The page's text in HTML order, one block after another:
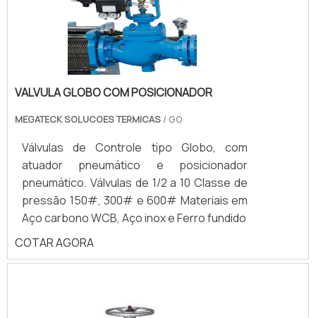
em diferentes modelos, como esfera,
gaveta e globo, garantem vedação
eficiente e operação precisa em sistemas
hidráulicos, pneumáticos e industriais.
VALVULA GLOBO COM POSICIONADOR
MEGATECK SOLUCOES TERMICAS / GO
Válvulas de Controle tipo Globo, com
atuador pneumático e posicionador
pneumático. Válvulas de 1/2 a 10 Classe de
pressão 150#, 300# e 600# Materiais em
Aço carbono WCB, Aço inox e Ferro fundido
COTAR AGORA